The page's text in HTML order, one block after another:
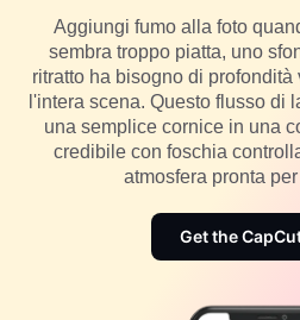
CapCut Pad
CapCut Mobile
Dreamina IA
Pippit IA
Generatore di video IA
Generatore di immagini IA
Ottimizzatore di immagini IA
Nano Banana Pro
Editor e generatore di
Generatore e editor vocale
Altro
Altro
Modelli di calendario
Modelli per gli anniversari
Iniziative
Affiliati
Programma pionieri
Programma partner creativi
Campus creativo di CapCut
Aggiungi fumo alla foto
sembra troppo piatta, uno
ritratto ha bisogno di
l'intera scena. Questo flusso di
una semplice cornice in una
credibile con foschia
atmosfera pronta
Get the